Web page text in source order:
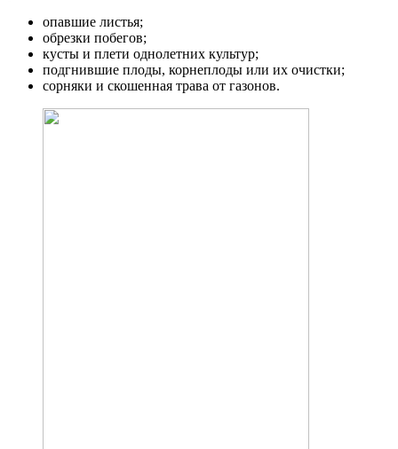
опавшие листья;
обрезки побегов;
кусты и плети однолетних культур;
подгнившие плоды, корнеплоды или их очистки;
сорняки и скошенная трава от газонов.